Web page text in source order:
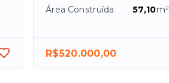
Área Construída
57,10m²
R$520.000,00